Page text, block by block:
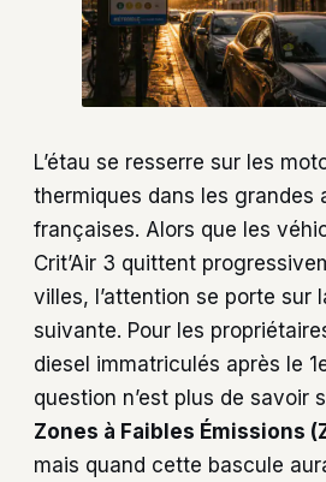
L’étau se resserre sur les
thermiques dans les grandes
françaises. Alors que les
Crit’Air 3 quittent
villes, l’attention se porte sur
suivante. Pour les
diesel immatriculés après le
question n’est plus de savoir
Zones à Faibles Émissions
mais quand cette bascule